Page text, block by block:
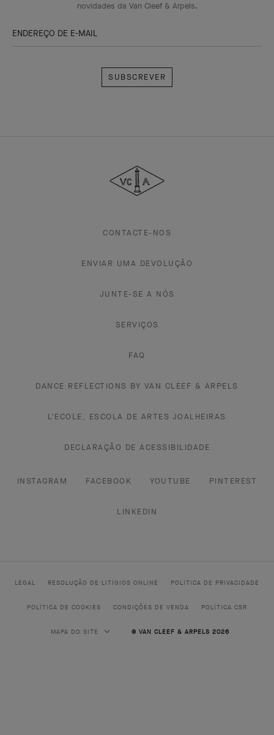
novidades da Van Cleef & Arpels.
ENDEREÇO DE E-MAIL
&
Arpels
CONTACTE-NOS
ENVIAR UMA DEVOLUÇÃO
JUNTE-SE A NÓS
SERVIÇOS
FAQ
DANCE REFLECTIONS BY VAN CLEEF & ARPELS
L'ECOLE, ESCOLA DE ARTES JOALHEIRAS
DECLARAÇÃO DE ACESSIBILIDADE
INSTAGRAM FACEBOOK YOUTUBE PINTEREST
LINKEDIN
LEGAL RESOLUÇÃO DE LITÍGIOS ONLINE POLÍTICA DE PRIVACIDADE
POLÍTICA DE COOKIES CONDIÇÕES DE VENDA POLÍTICA CSR
MAPA DO SITE © VAN CLEEF & ARPELS 2026